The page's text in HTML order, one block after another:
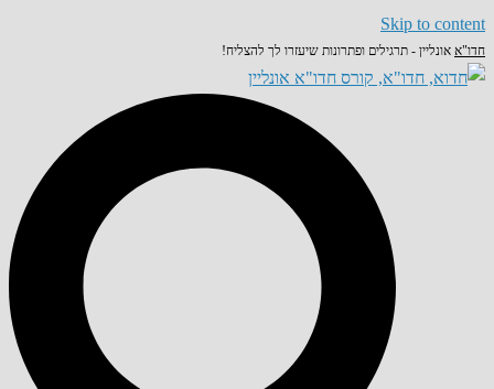
Skip to content
חדו"א אונליין - תרגילים ופתרונות שיעזרו לך להצליח!